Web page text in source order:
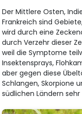
Der Mittlere Osten,
Frankreich sind
wird durch eine
durch Verzehr dieser
weil die Symptome
Insektensprays,
aber gegen diese
Schlangen, Skorpione
südlichen Ländern